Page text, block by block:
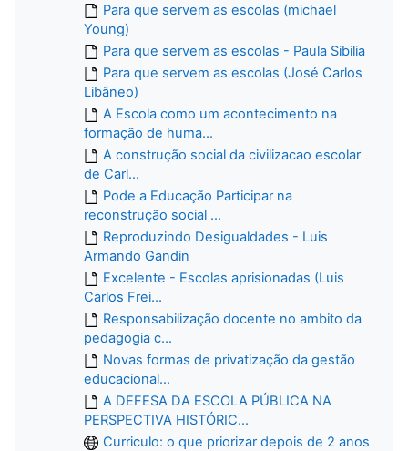
Para que servem as escolas (michael
Young)
Para que servem as escolas - Paula Sibilia
Para que servem as escolas (José Carlos
Libâneo)
A Escola como um acontecimento na
formação de huma...
A construção social da civilizacao escolar
de Carl...
Pode a Educação Participar na
reconstrução social ...
Reproduzindo Desigualdades - Luis
Armando Gandin
Excelente - Escolas aprisionadas (Luis
Carlos Frei...
Responsabilização docente no ambito da
pedagogia c...
Novas formas de privatização da gestão
educacional...
A DEFESA DA ESCOLA PÚBLICA NA
PERSPECTIVA HISTÓRIC...
Curriculo: o que priorizar depois de 2 anos